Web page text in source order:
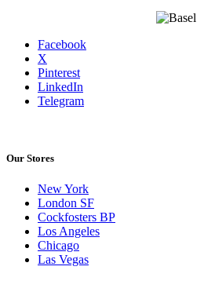
Facebook
X
Pinterest
LinkedIn
Telegram
Our Stores
New York
London SF
Cockfosters BP
Los Angeles
Chicago
Las Vegas